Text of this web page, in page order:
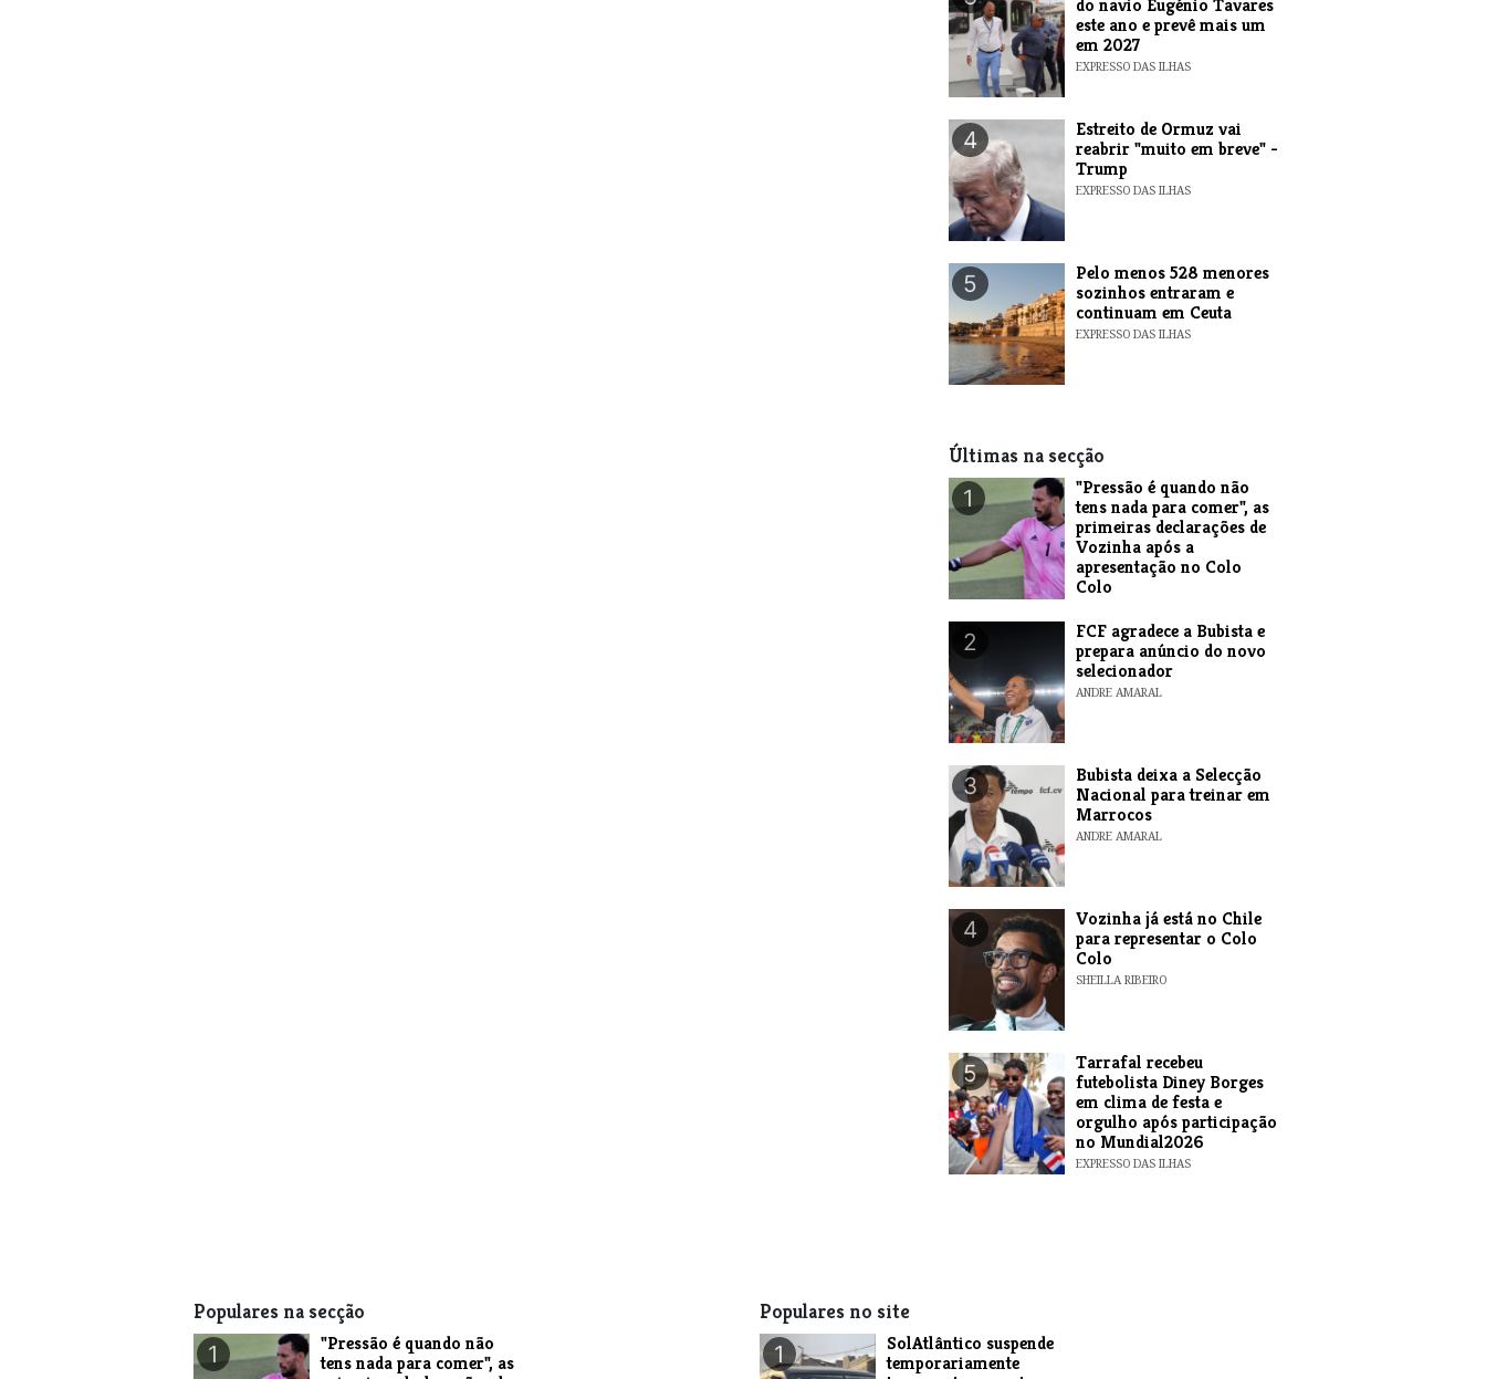
do navio Eugénio Tavares
este ano e prevê mais um
em 2027
EXPRESSO DAS ILHAS
4
Estreito de Ormuz vai
reabrir "muito em breve" -
Trump
EXPRESSO DAS ILHAS
5
Pelo menos 528 menores
sozinhos entraram e
continuam em Ceuta
EXPRESSO DAS ILHAS
Últimas na secção
1
"Pressão é quando não
tens nada para comer", as
primeiras declarações de
Vozinha após a
apresentação no Colo
Colo
2
FCF agradece a Bubista e
prepara anúncio do novo
selecionador
ANDRE AMARAL
3
Bubista deixa a Selecção
Nacional para treinar em
Marrocos
ANDRE AMARAL
4
Vozinha já está no Chile
para representar o Colo
Colo
SHEILLA RIBEIRO
5
Tarrafal recebeu
futebolista Diney Borges
em clima de festa e
orgulho após participação
no Mundial2026
EXPRESSO DAS ILHAS
Populares na secção
1
"Pressão é quando não
tens nada para comer", as
Populares no site
1
SolAtlântico suspende
temporariamente